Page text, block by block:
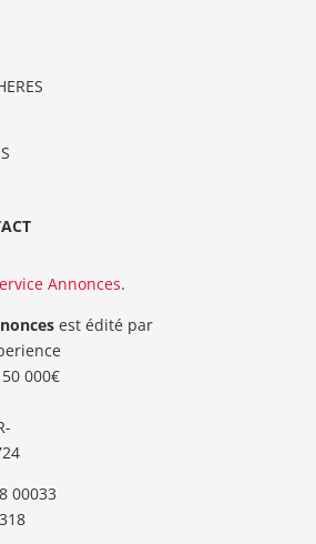
Annonces.
est édité par
000€
00033